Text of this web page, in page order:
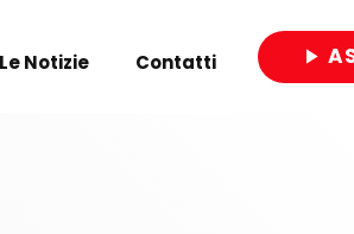
Le Notizie Contatti play_arrow